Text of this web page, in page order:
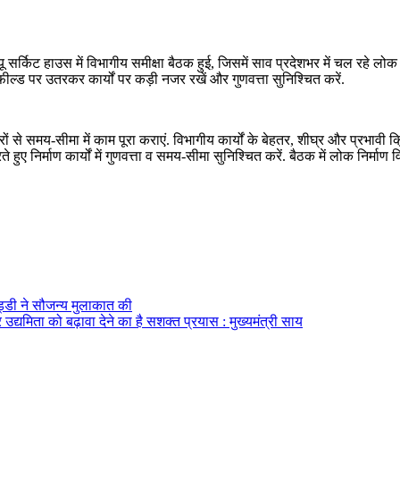
हाउस में विभागीय समीक्षा बैठक हुई, जिसमें साव प्रदेशभर में चल रहे लोक
फील्ड पर उतरकर कार्यों पर कड़ी नजर रखें और गुणवत्ता सुनिश्चित करें.
से समय-सीमा में काम पूरा कराएं. विभागीय कार्यों के बेहतर, शीघ्र और
निर्माण कार्यों में गुणवत्ता व समय-सीमा सुनिश्चित करें. बैठक में लोक
ने सौजन्य मुलाकात की
को बढ़ावा देने का है सशक्त प्रयास : मुख्यमंत्री साय